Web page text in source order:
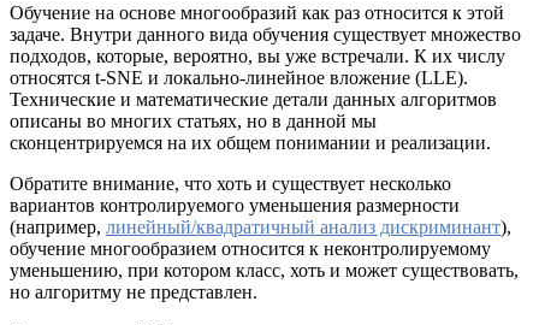
Обучение на основе многообразий как раз относится к этой
задаче. Внутри данного вида обучения существует множество
подходов, которые, вероятно, вы уже встречали. К их числу
относятся t-SNE и локально-линейное вложение (LLE).
Технические и математические детали данных алгоритмов
описаны во многих статьях, но в данной мы
сконцентрируемся на их общем понимании и реализации.
Обратите внимание, что хоть и существует несколько
вариантов контролируемого уменьшения размерности
(например, линейный/квадратичный анализ дискриминант),
обучение многообразием относится к неконтролируемому
уменьшению, при котором класс, хоть и может существовать,
но алгоритму не представлен.